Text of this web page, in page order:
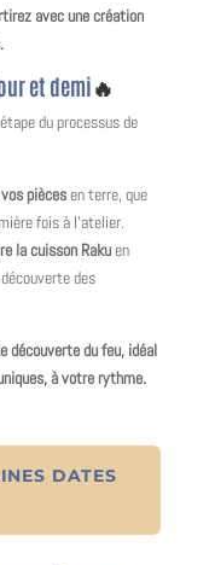
avec une création
et demi🔥
du processus de
piècesen terre, que
fois à l’atelier.
la cuisson Rakuen
des
découverte du feu, idéal
à votre rythme.
DATES